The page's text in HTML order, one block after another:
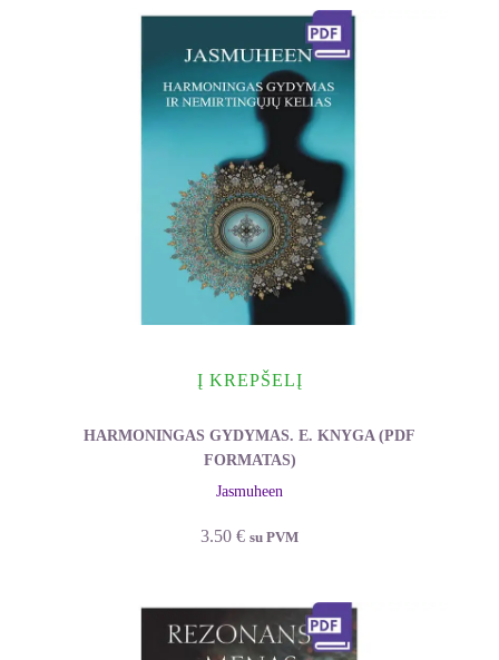
Į KREPŠELĮ
HARMONINGAS GYDYMAS. E. KNYGA (PDF
FORMATAS)
Jasmuheen
3.50 € su PVM